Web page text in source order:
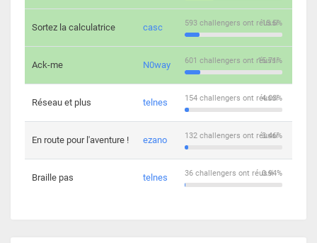
Sortez la calculatrice casc 15.5%
593 challengers ont réussi
Ack-me N0way 15.71%
601 challengers ont réussi
Réseau et plus telnes 4.03%
154 challengers ont réussi
En route pour l'aventure ! ezano 3.46%
132 challengers ont réussi
Braille pas telnes 0.94%
36 challengers ont réussi